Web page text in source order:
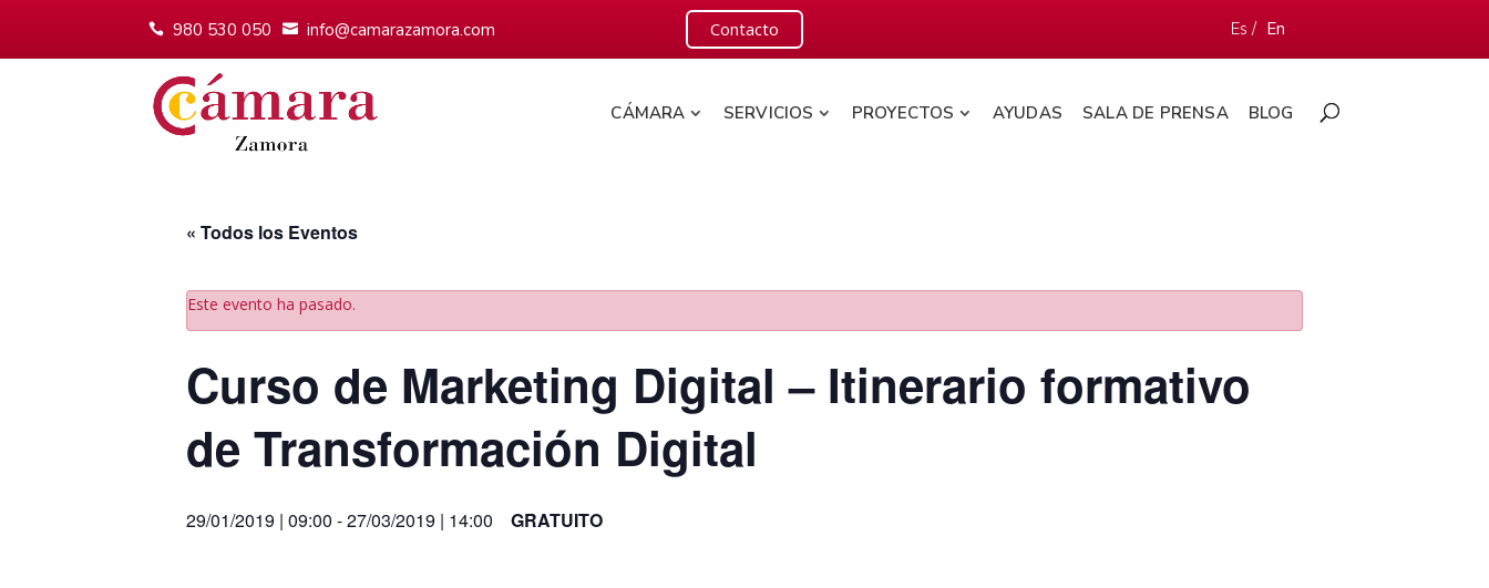
980 530 050 info@camarazamora.com Contacto Es / En
CÁMARA SERVICIOS PROYECTOS AYUDAS SALA DE PRENSA BLOG
« Todos los Eventos
Este evento ha pasado.
Curso de Marketing Digital – Itinerario formativo
de Transformación Digital
29/01/2019 | 09:00 -27/03/2019 | 14:00 GRATUITO